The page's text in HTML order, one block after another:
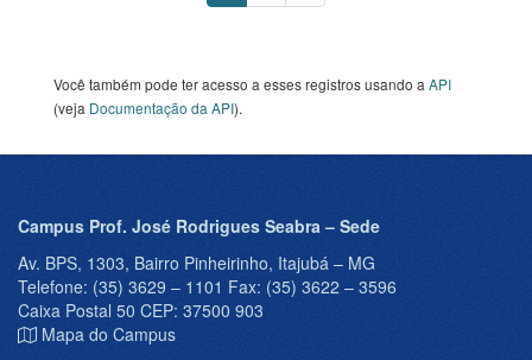
Você também pode ter acesso a esses registros usando a API
(veja Documentação da API).
Campus Prof. José Rodrigues Seabra – Sede
Av. BPS, 1303, Bairro Pinheirinho, Itajubá – MG
Telefone: (35) 3629 – 1101 Fax: (35) 3622 – 3596
Caixa Postal 50 CEP: 37500 903
Mapa do Campus